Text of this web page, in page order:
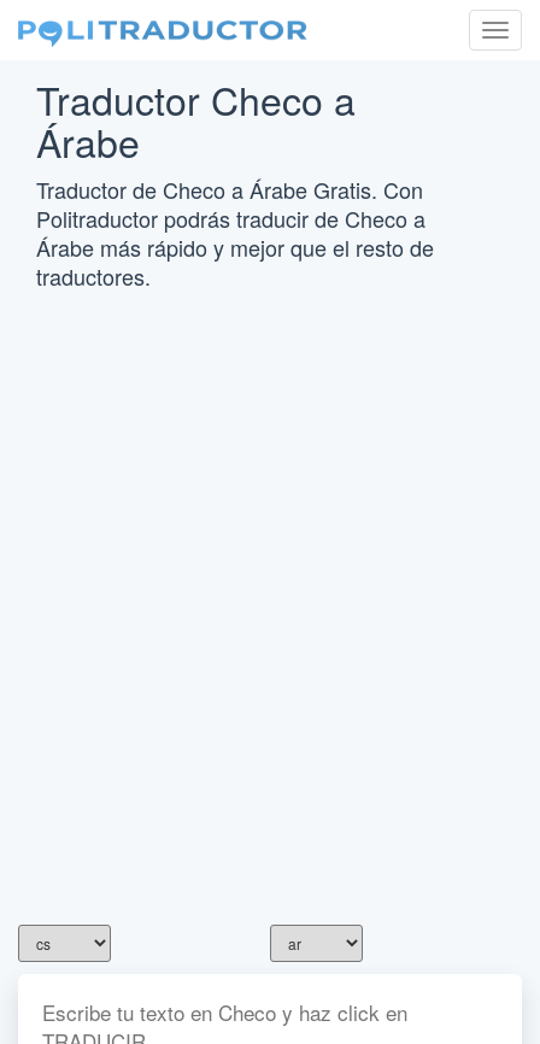
Traductor Checo a
Árabe
Traductor de Checo a Árabe Gratis. Con
Politraductor podrás traducir de Checo a
Árabe más rápido y mejor que el resto de
traductores.